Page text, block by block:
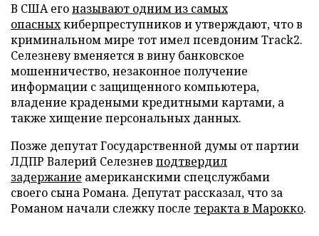
В США егоназывают одним из самых
опасныхкиберпреступников и утверждают, что в
криминальном мире тот имел псевдоним Track2.
Селезневу вменяется в вину банковское
мошенничество, незаконное получение
информации с защищенного компьютера,
владение крадеными кредитными картами, а
также хищение персональных данных.
Позже депутат Государственной думы от партии
ЛДПР Валерий Селезнев подтвердил
задержание американскими спецслужбами
своего сына Романа. Депутат рассказал, что за
Романом начали слежку после теракта в Марокко.